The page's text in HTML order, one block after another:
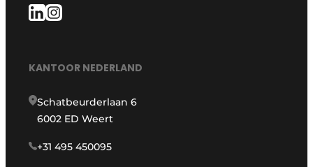
KANTOOR NEDERLAND
Schatbeurderlaan 6
6002 ED Weert
+31 495 450095